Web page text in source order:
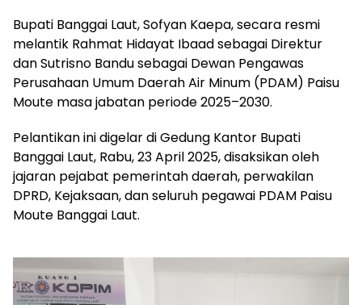
Bupati Banggai Laut, Sofyan Kaepa, secara resmi
melantik Rahmat Hidayat Ibaad sebagai Direktur
dan Sutrisno Bandu sebagai Dewan Pengawas
Perusahaan Umum Daerah Air Minum (PDAM) Paisu
Moute masa jabatan periode 2025–2030.
Pelantikan ini digelar di Gedung Kantor Bupati
Banggai Laut, Rabu, 23 April 2025, disaksikan oleh
jajaran pejabat pemerintah daerah, perwakilan
DPRD, Kejaksaan, dan seluruh pegawai PDAM Paisu
Moute Banggai Laut.